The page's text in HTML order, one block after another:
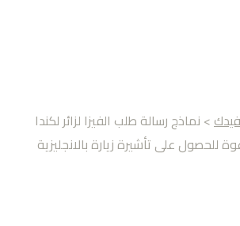
> نماذج رسالة طلب الفيزا لزائر لكندا
للحصول على تأشيرة زيارة بالانجليزية